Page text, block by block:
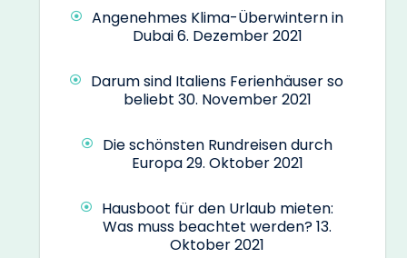
Angenehmes Klima-Überwintern in
Dubai6. Dezember 2021
Darum sind Italiens Ferienhäuser so
beliebt 30. November 2021
Die schönsten Rundreisen durch
Europa29. Oktober 2021
Hausboot für den Urlaub mieten:
Was muss beachtet werden?13.
Oktober 2021